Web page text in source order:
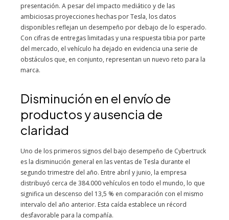
presentación. A pesar del impacto mediático y de las
ambiciosas proyecciones hechas por Tesla, los datos
disponibles reflejan un desempeño por debajo de lo esperado.
Con cifras de entregas limitadas y una respuesta tibia por parte
del mercado, el vehículo ha dejado en evidencia una serie de
obstáculos que, en conjunto, representan un nuevo reto para la
marca.
Disminución en el envío de
productos y ausencia de
claridad
Uno de los primeros signos del bajo desempeño de Cybertruck
es la disminución general en las ventas de Tesla durante el
segundo trimestre del año. Entre abril y junio, la empresa
distribuyó cerca de 384.000 vehículos en todo el mundo, lo que
significa un descenso del 13,5 % en comparación con el mismo
intervalo del año anterior. Esta caída establece un récord
desfavorable para la compañía.